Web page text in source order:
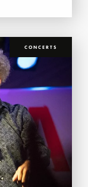
CONCERTS